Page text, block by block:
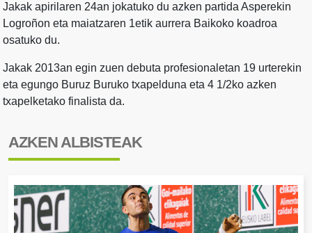
Jakak apirilaren 24an jokatuko du azken partida Asperekin
Logroñon eta maiatzaren 1etik aurrera Baikoko koadroa
osatuko du.
Jakak 2013an egin zuen debuta profesionaletan 19 urterekin
eta egungo Buruz Buruko txapelduna eta 4 1/2ko azken
txapelketako finalista da.
AZKEN ALBISTEAK